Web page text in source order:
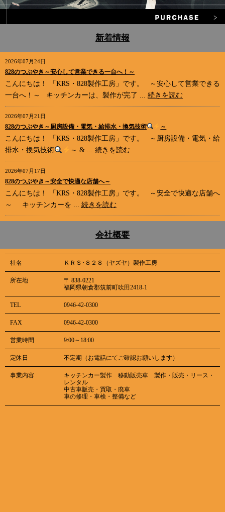
新着情報
2026年07月24日
828のつぶやき～安心して営業できる一台へ！～
こんにちは！ 「KRS・828製作工房」です。 ～安心して営業できる
一台へ！～ キッチンカーは、製作が完了 ... 続きを読む
2026年07月21日
828のつぶやき～厨房設備・電気・給排水・換気技術 ～
こんにちは！ 「KRS・828製作工房」です。 ～厨房設備・電気・給
排水・換気技術
～ & ... 続きを読む
2026年07月17日
828のつぶやき～安全で快適な店舗へ～
こんにちは！ 「KRS・828製作工房」です。 ～安全で快適な店舗へ
～ キッチンカーを ... 続きを読む
会社概要
社名 ＫＲＳ･８２８（ヤズヤ）製作工房
所在地
〒 838-0221
福岡県朝倉郡筑前町吹田2418-1
TEL 0946-42-0300
FAX 0946-42-0300
営業時間 9:00～18:00
定休日 不定期（お電話にてご確認お願いします）
事業内容
キッチンカー製作 移動販売車 製作・販売・リース・
レンタル
中古車販売・買取・廃車
車の修理・車検・整備など